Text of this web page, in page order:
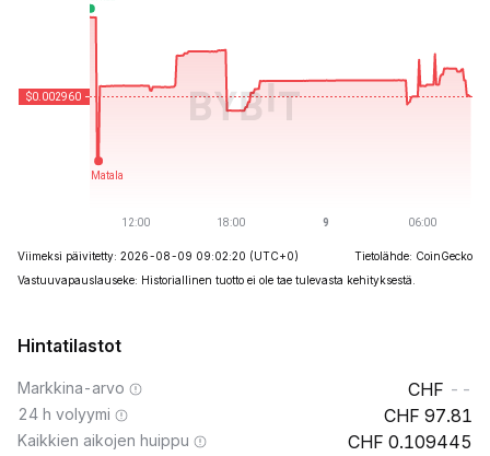
Viimeksi päivitetty: 2026-08-09 09:02:20 (UTC+0)
Tietolähde: CoinGecko
Vastuuvapauslauseke: Historiallinen tuotto ei ole tae tulevasta kehityksestä.
Hintatilastot
Markkina-arvo --
24 h volyymi 97.81
Kaikkien aikojen huippu 0.109445